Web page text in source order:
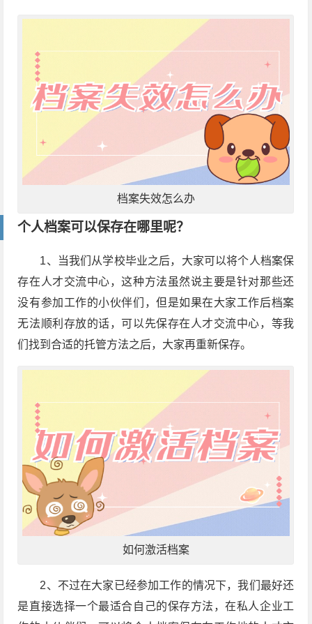
档案失效怎么办
个人档案可以保存在哪里呢？
1、当我们从学校毕业之后，大家可以将个人档案保
存在人才交流中心，这种方法虽然说主要是针对那些还
没有参加工作的小伙伴们，但是如果在大家工作后档案
无法顺利存放的话，可以先保存在人才交流中心，等我
们找到合适的托管方法之后，大家再重新保存。
如何激活档案
2、不过在大家已经参加工作的情况下，我们最好还
是直接选择一个最适合自己的保存方法，在私人企业工